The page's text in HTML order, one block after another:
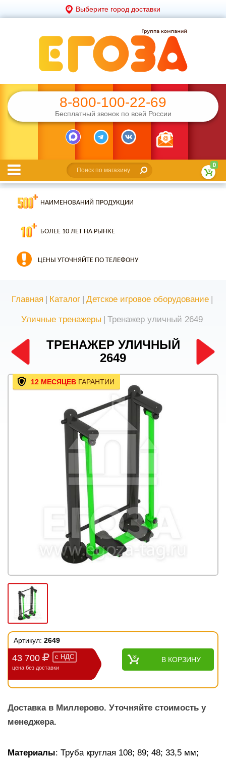
Выберите город доставки
8-800-100-22-69
Бесплатный звонок по всей России
0
НАИМЕНОВАНИЙ ПРОДУКЦИИ
БОЛЕЕ 10 ЛЕТ НА РЫНКЕ
ЦЕНЫ УТОЧНЯЙТЕ ПО ТЕЛЕФОНУ
Главная | Каталог | Детское игровое оборудование |
Уличные тренажеры | Тренажер уличный 2649
ТРЕНАЖЕР УЛИЧНЫЙ
2649
12 МЕСЯЦЕВ ГАРАНТИИ
Артикул: 2649
43 700 с НДС
цена без доставки
В КОРЗИНУ
Доставка в Миллерово. Уточняйте стоимость у
менеджера.
Материалы: Труба круглая 108; 89; 48; 33,5 мм;